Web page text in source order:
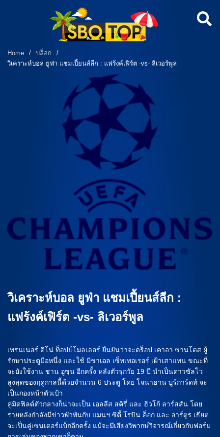
Home / บล็อก
/
วิเคราะห์บอล ยูฟ่า แชมเปี้ยนส์ลีก : แฟร้งค์เฟิร์ต -vs- ลิเวอร์พูล
วิเคราะห์บอล ยูฟ่า แชมเปี้ยนส์ลีก :
แฟร้งค์เฟิร์ต -vs- ลิเวอร์พูล
เทรนเนอร์ ดิโน่ ท็อปป์โมลเลอร์ ยืนยันว่าจะดร็อป เคาอา ซานโตส ผู้
รักษาประตูมือหนึ่ง และใช้ มิชาเอล เซ็ทเทอเรอร์ เฝ้าเสาแทน ขณะที่
จะยังใช้งาน ชาน อูซุน อีกครั้ง หลังตัวรุกวัย 19 ปี นำเป็นดาวซัลโว
สูงสุดของฤดูกาลนี้ด้วยจำนวน 6 ประตู โดย โจนาธาน บูร์การ์ดท์ จะ
เป็นกองหน้าตัวเป้า
คู่มิดฟิลด์ตัวกลางก็น่าจะเป็น เอลลีส สคิรี่ และ ฮิวโก้ ลาร์สสัน โดย
รายหลังกำลังมีข่าวพัวพันกับ แมนฯ ซิตี้ โรบิน ค็อก และ อาร์ตูร เธียต
จะเป็นคู่เซนเตอร์แบ็กอีกครั้ง แม้จะมีเสียงวิพากษ์วิจารณ์เกี่ยวกับฟอร์ม